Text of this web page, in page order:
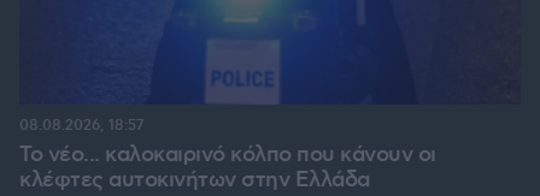
Το νέο... καλοκαιρινό κόλπο που κάνουν οι
κλέφτες αυτοκινήτων στην Ελλάδα
08.08.2026, 18:57